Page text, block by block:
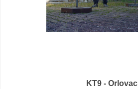
KT9 - Orlovac